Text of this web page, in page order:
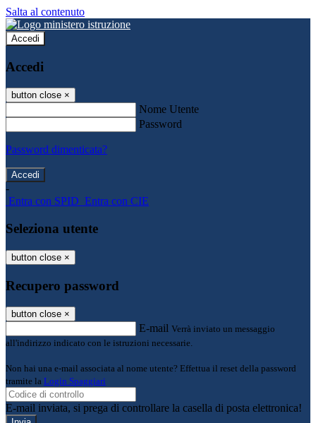
Salta al contenuto
Accedi
Accedi
button close ×
Nome Utente
Password
Password dimenticata?
-
Entra con SPID Entra con CIE
Seleziona utente
button close ×
Recupero password
button close ×
E-mail Verrà inviato un messaggio
all'indirizzo indicato con le istruzioni necessarie.
Non hai una e-mail associata al nome utente? Effettua il reset della password
tramite la Login Spaggiari
E-mail inviata, si prega di controllare la casella di posta elettronica!